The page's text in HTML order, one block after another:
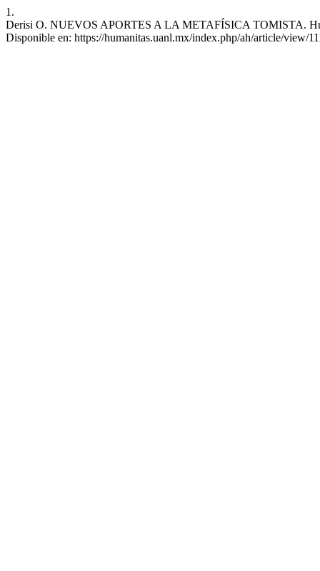
1.
Derisi O. NUEVOS APORTES A LA METAFÍSICA TOMISTA.
Disponible en: https://humanitas.uanl.mx/index.php/ah/article/view/